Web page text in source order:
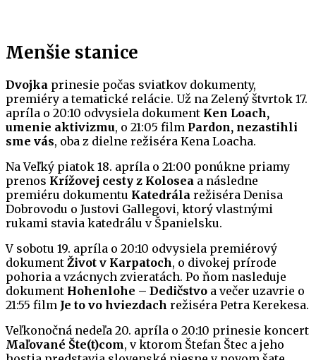
Menšie stanice
Dvojka prinesie počas sviatkov dokumenty,
premiéry a tematické relácie. Už na Zelený štvrtok 17.
apríla o 20:10 odvysiela dokument Ken Loach,
umenie aktivizmu, o 21:05 film Pardon, nezastihli
sme vás, oba z dielne režiséra Kena Loacha.
Na Veľký piatok 18. apríla o 21:00 ponúkne priamy
prenos Krížovej cesty z Kolosea a následne
premiéru dokumentu Katedrála režiséra Denisa
Dobrovodu o Justovi Gallegovi, ktorý vlastnými
rukami stavia katedrálu v Španielsku.
V sobotu 19. apríla o 20:10 odvysiela premiérový
dokument Život v Karpatoch, o divokej prírode
pohoria a vzácnych zvieratách. Po ňom nasleduje
dokument Hohenlohe – Dedičstvo a večer uzavrie o
21:55 film Je to vo hviezdach režiséra Petra Kerekesa.
Veľkonočná nedeľa 20. apríla o 20:10 prinesie koncert
Maľované Šte(t)com, v ktorom Štefan Štec a jeho